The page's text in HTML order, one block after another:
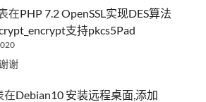
在PHP 7.2 OpenSSL实现DES算法
支持pkcs5Pad
谢
在Debian10 安装远程桌面,添加